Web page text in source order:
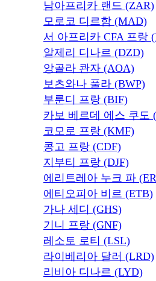
남아프리카 랜드 (ZAR)
모로코 디르함 (MAD)
서 아프리카 CFA 프랑
알제리 디나르 (DZD)
앙골라 콴자 (AOA)
보츠와나 풀라 (BWP)
부룬디 프랑 (BIF)
카보 베르데 에스 쿠도
코모로 프랑 (KMF)
콩고 프랑 (CDF)
지부티 프랑 (DJF)
에리트레아 누크 파
에티오피아 비르 (ETB)
가나 세디 (GHS)
기니 프랑 (GNF)
레소토 로티 (LSL)
라이베리아 달러 (LRD)
리비아 디나르 (LYD)